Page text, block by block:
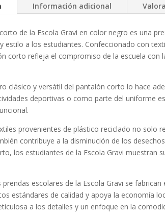
Información adicional
de la Escola Gravi en color negro es una
estilo a los estudiantes. Confeccionado con
corto refleja el compromiso de la escuela con
clásico y versátil del pantalón corto lo hace
deportivas o como parte del uniforme
provenientes de plástico reciclado no solo
contribuye a la disminución de los
los estudiantes de la Escola Gravi muestran
prendas escolares de la Escola Gravi se
estándares de calidad y apoya la economía
a los detalles y un enfoque en la